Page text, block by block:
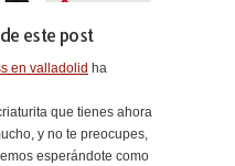
este post
en valladolid ha
que tienes ahora
y no te preocupes,
esperándote como